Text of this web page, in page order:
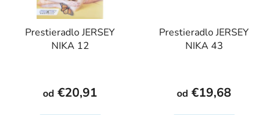
Prestieradlo JERSEY
NIKA 12
od €20,91
Prestieradlo JERSEY
NIKA 43
od €19,68